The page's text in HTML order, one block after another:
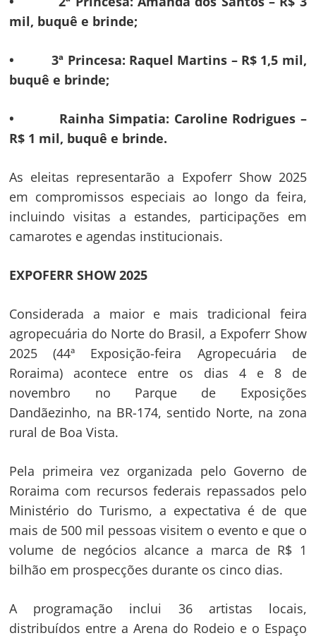
mil, buquê e brinde;
• 3ª Princesa: Raquel Martins – R$ 1,5 mil,
buquê e brinde;
• Rainha Simpatia: Caroline Rodrigues –
R$ 1 mil, buquê e brinde.
As eleitas representarão a Expoferr Show 2025
em compromissos especiais ao longo da feira,
incluindo visitas a estandes, participações em
camarotes e agendas institucionais.
EXPOFERR SHOW 2025
Considerada a maior e mais tradicional feira
agropecuária do Norte do Brasil, a Expoferr Show
2025 (44ª Exposição-feira Agropecuária de
Roraima) acontece entre os dias 4 e 8 de
novembro no Parque de Exposições
Dandãezinho, na BR-174, sentido Norte, na zona
rural de Boa Vista.
Pela primeira vez organizada pelo Governo de
Roraima com recursos federais repassados pelo
Ministério do Turismo, a expectativa é de que
mais de 500 mil pessoas visitem o evento e que o
volume de negócios alcance a marca de R$ 1
bilhão em prospecções durante os cinco dias.
A programação inclui 36 artistas locais,
distribuídos entre a Arena do Rodeio e o Espaço
Post